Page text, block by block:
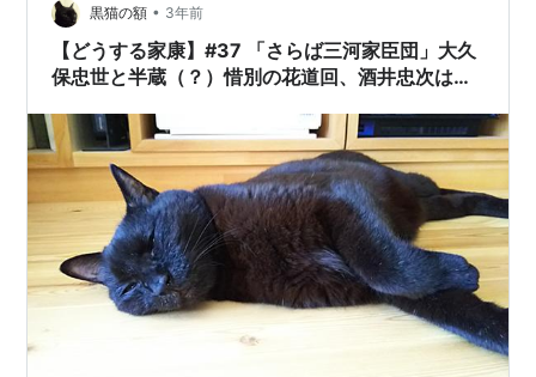
つかありました。一つは、世田谷区にある「豪徳寺」で
す。彦根藩井伊家の菩提寺で、大老「井伊…
黒猫の額 • 3年前
【どうする家康】#37 「さらば三河家臣団」大久
保忠世と半蔵（？）惜別の花道回、酒井忠次はど